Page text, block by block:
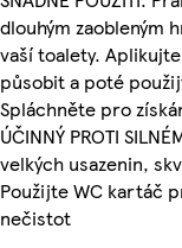
dlouhým zaobleným
vaší toalety.
působit a poté
Spláchněte pro
ÚČINNÝ PROTI
velkých usazenin,
Použijte WC kartáč
nečistot